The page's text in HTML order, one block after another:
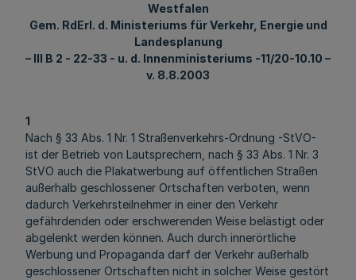
Westfalen
Gem. RdErl. d. Ministeriums für Verkehr, Energie und
Landesplanung
– III B 2 - 22-33 - u. d. Innenministeriums -11/20-10.10 –
v. 8.8.2003
1
Nach § 33 Abs. 1 Nr. 1 Straßenverkehrs-Ordnung -StVO-
ist der Betrieb von Lautsprechern, nach § 33 Abs. 1 Nr. 3
StVO auch die Plakatwerbung auf öffentlichen Straßen
außerhalb geschlossener Ortschaften verboten, wenn
dadurch Verkehrsteilnehmer in einer den Verkehr
gefährdenden oder erschwerenden Weise belästigt oder
abgelenkt werden können. Auch durch innerörtliche
Werbung und Propaganda darf der Verkehr außerhalb
geschlossener Ortschaften nicht in solcher Weise gestört